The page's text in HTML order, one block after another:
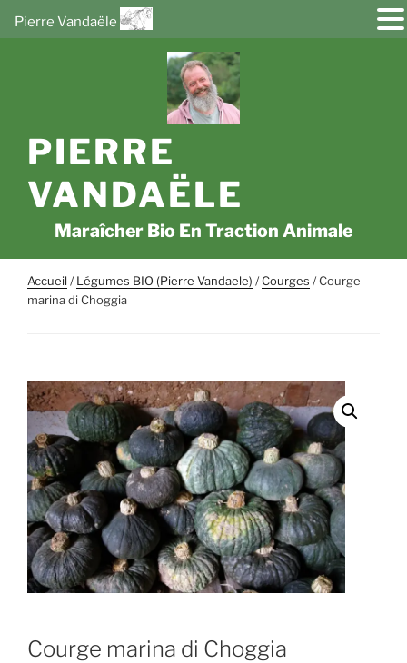
PIERRE
VANDAËLE
Maraîcher Bio En Traction Animale
Accueil/Légumes BIO (Pierre Vandaele) /Courges / Courge
marina di Choggia
Courge marina di Choggia
Pierre Vandaële